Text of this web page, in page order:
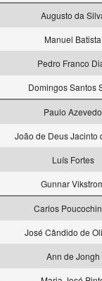
Augusto da
Manuel Batista
Pedro Franco
Domingos Santos
Paulo Azevedo
João de Deus Jacinto
Luís Fortes
Gunnar
Carlos
José Cândido de
Ann de Jongh